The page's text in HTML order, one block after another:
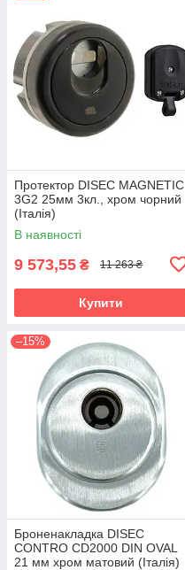
Протектор DISEC MAGNETIC
3G2 25мм 3кл., хром чорний
(Італія)
В наявності
9 573,55 ₴ 11 263 ₴
Купити
–15%
Броненакладка DISEC
CONTRO CD2000 DIN OVAL
21 мм хром матовий (Італія)